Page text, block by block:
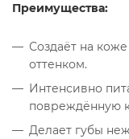
Преимущества:
Создаёт на
оттенком.
Интенсивно
повреждённую
Делает губы